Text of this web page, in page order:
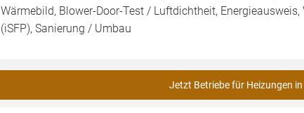
Wärmebild, Blower-Door-Test / Luftdichtheit,
(iSFP), Sanierung / Umbau
Jetzt Betriebe für Heizungen